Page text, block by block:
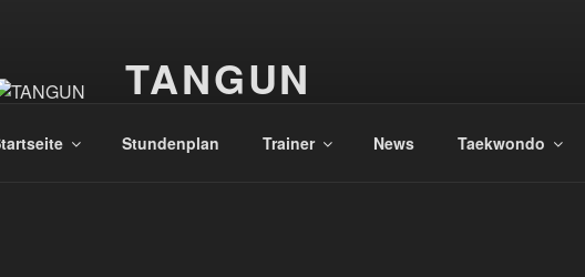
TANGUN
Stundenplan Trainer News Taekwondo